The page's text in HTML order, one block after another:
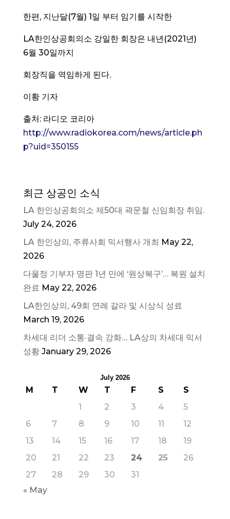
한편, 지난달(7월) 1일 부터 임기를 시작한
LA한인상공회의소 강일한 회장은 내년(2021년)
6월 30일까지
회장직을 역임하게 된다.
이황 기자
출처: 라디오 코리아
http://www.radiokorea.com/news/article.ph
p?uid=350155
최근 상공인 소식
LA 한인상공회의소 제50대 곽문철 신임회장 취임.
July 24, 2026
LA 한인상의, 주류사회 믹서행사 개최 May 22,
2026
다울정 기부자 명판 1년 만에 ‘원상복구’… 복원 설치
완료 May 22, 2026
LA한인상의, 49회 연례 갈라 및 시상식 성료
March 19, 2026
차세대 리더 소통·결속 강화… LA상의 차세대 믹서
성황 January 29, 2026
July 2026
M T W T F S
S
1
2 3 4
5
6
7 8 9 10 11
12
13
14 15 16 17 18
19
20
21 22 23 24 25
26
27
28 29 30
31
« May